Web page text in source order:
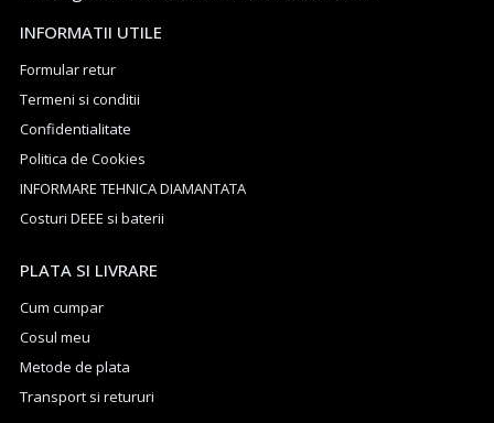
INFORMATII UTILE
Formular retur
Termeni si conditii
Confidentialitate
Politica de Cookies
INFORMARE TEHNICA DIAMANTATA
Costuri DEEE si baterii
PLATA SI LIVRARE
Cum cumpar
Cosul meu
Metode de plata
Transport si retururi